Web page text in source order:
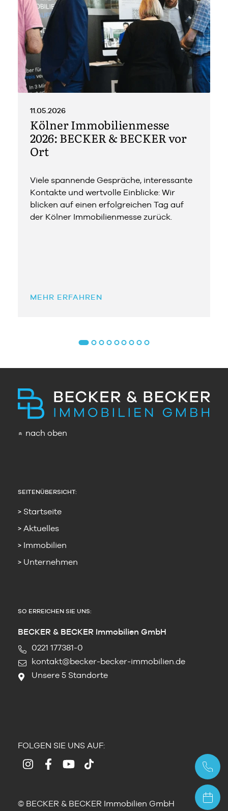
11.05.2026
Kölner Immobilienmesse
2026: BECKER & BECKER vor
Ort
Viele spannende Gespräche, interessante
Kontakte und wertvolle Einblicke: Wir
blicken auf einen erfolgreichen Tag auf
der Kölner Immobilienmesse zurück.
MEHR ERFAHREN
» nach oben
SEITENÜBERSICHT:
Startseite
Aktuelles
Immobilien
Unternehmen
SO ERREICHEN SIE UNS:
BECKER & BECKER Immobilien GmbH
0221 177381-0
kontakt@becker-becker-immobilien.de
Unsere 5 Standorte
FOLGEN SIE UNS AUF:
© BECKER & BECKER Immobilien GmbH